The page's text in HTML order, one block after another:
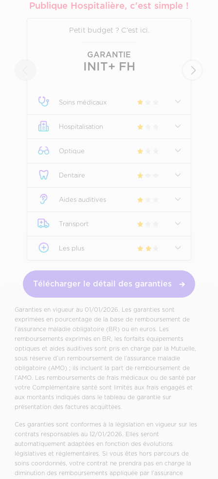
Publique Hospitalière, c'est simple !
Petit budget ? C'est ici.
GARANTIE
INIT+ FH
Soins médicaux
Hospitalisation
Optique
Dentaire
Aides auditives
Transport
Les plus
Télécharger le détail des garanties
Garanties en vigueur au 01/01/2026. Les garanties sont
exprimées en pourcentage de la base de remboursement de
l’assurance maladie obligatoire (BR) ou en euros. Les
remboursements exprimés en BR, les forfaits équipements
optiques et aides auditives sont pris en charge par la Mutuelle,
sous réserve d’un remboursement de l’assurance maladie
obligatoire (AMO) ; ils incluent la part de remboursement de
l’AMO. Les remboursements de frais médicaux ou de santé par
votre Complémentaire santé sont limités aux frais engagés et
aux montants indiqués dans le tableau de garantie sur
présentation des factures acquittées.
Ces garanties sont conformes à la législation en vigueur sur les
contrats responsables au 12/01/2026. Elles seront
automatiquement adaptées en fonction des évolutions
législatives et réglementaires. Si vous êtes hors parcours de
soins coordonnés, votre contrat ne prendra pas en charge la
diminution des remboursements appliquée par l’assurance